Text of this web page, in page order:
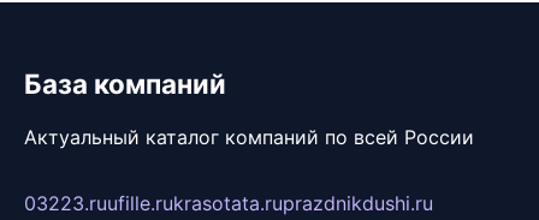
База компаний
Актуальный каталог компаний по всей России
03223.ruufille.rukrasotata.ruprazdnikdushi.ru